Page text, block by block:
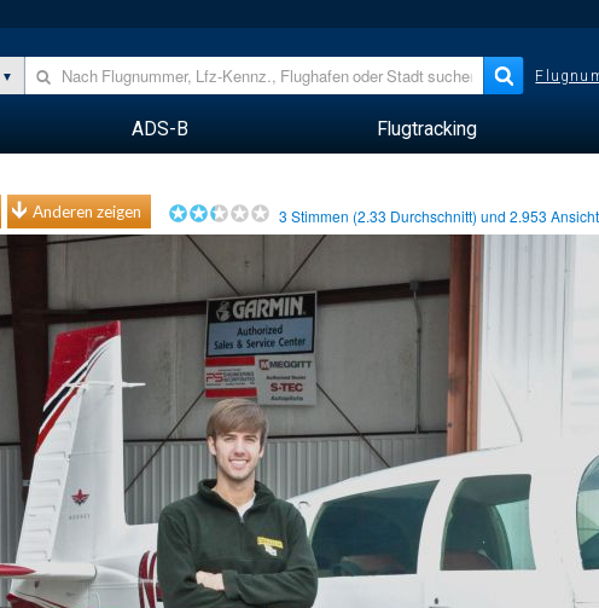
ADS-B Flugtracking
Anderen zeigen 3 Stimmen (2.33 Durchschnitt) und2.953